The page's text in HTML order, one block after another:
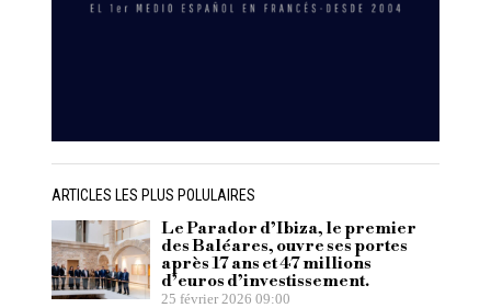
ARTICLES LES PLUS POLULAIRES
Le Parador d’Ibiza, le premier
des Baléares, ouvre ses portes
après 17 ans et 47 millions
d’euros d’investissement.
25 février 2026 09:00